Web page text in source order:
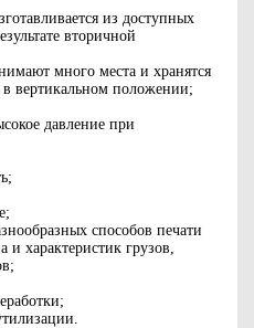
из доступных
вторичной
много места и хранятся
вертикальном положении;
давление при
способов печати
и характеристик грузов,